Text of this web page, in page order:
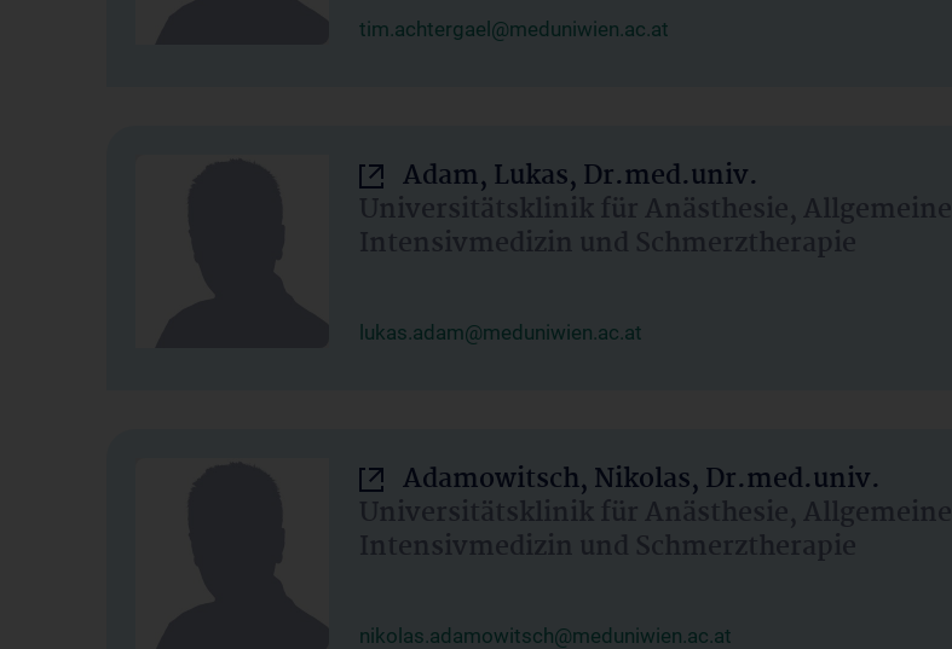
tim.achtergael@meduniwien.ac.at
Adam, Lukas, Dr.med.univ.
Universitätsklinik für Anästhesie, Allgemeine
Intensivmedizin und Schmerztherapie
lukas.adam@meduniwien.ac.at
Adamowitsch, Nikolas, Dr.med.univ.
Universitätsklinik für Anästhesie, Allgemeine
Intensivmedizin und Schmerztherapie
nikolas.adamowitsch@meduniwien.ac.at